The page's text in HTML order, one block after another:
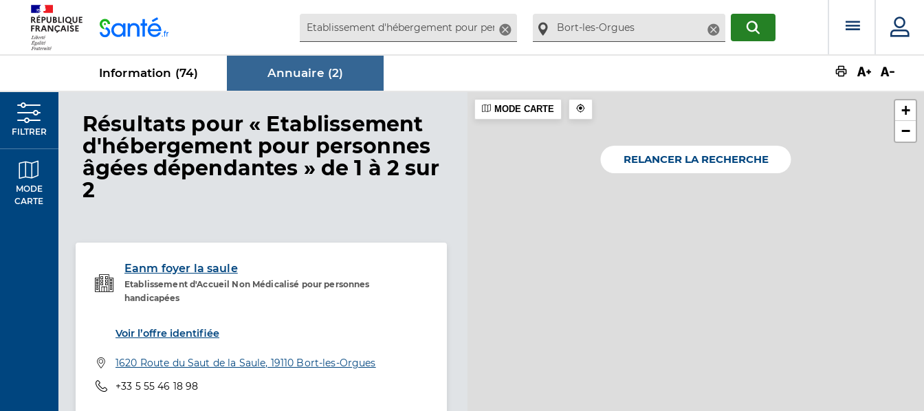
Supprimer SupprimerRECHERCHERMenu
Information (74) Annuaire (2)
FILTRER
MODE
CARTE
Résultats dans Annuaire
pour « Etablissement
d'hébergement pour personnes
âgées dépendantes » de 1 à 2 sur
2
Eanm foyer la saule
Etablissement d'Accueil Non Médicalisé pour personnes
handicapées
Etablissement de soins
Voir l’offre identifiée
Adresse
1620 Route du Saut de la Saule, 19110 Bort-les-Orgues
Téléphone
+33 5 55 46 18 98
+
−
MODE CARTE
RELANCER LA RECHERCHE
Panneau de gestion des cookies